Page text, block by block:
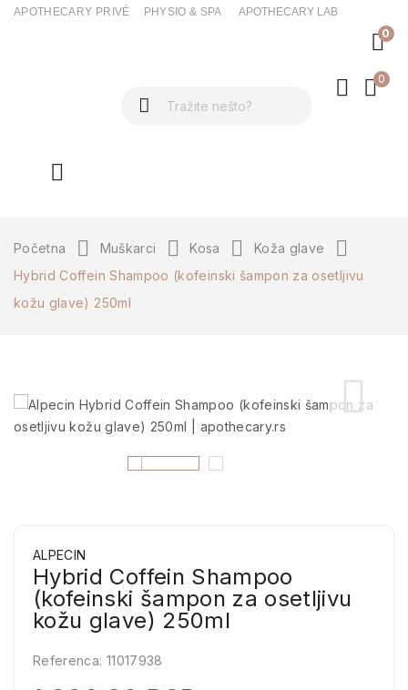
APOTHECARY PRIVÉ PHYSIO & SPA APOTHECARY LAB
0
0
Početna Muškarci Kosa
Koža glave
Hybrid Coffein Shampoo (kofeinski šampon za osetljivu
kožu glave) 250ml
ALPECIN
Hybrid Coffein Shampoo
(kofeinski šampon za osetljivu
kožu glave) 250ml
Referenca: 11017938